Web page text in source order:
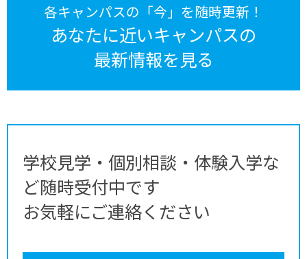
各キャンパスの「今」を随時更新！
あなたに近いキャンパスの
最新情報を見る
学校見学・個別相談・体験入学な
ど随時受付中です
お気軽にご連絡ください